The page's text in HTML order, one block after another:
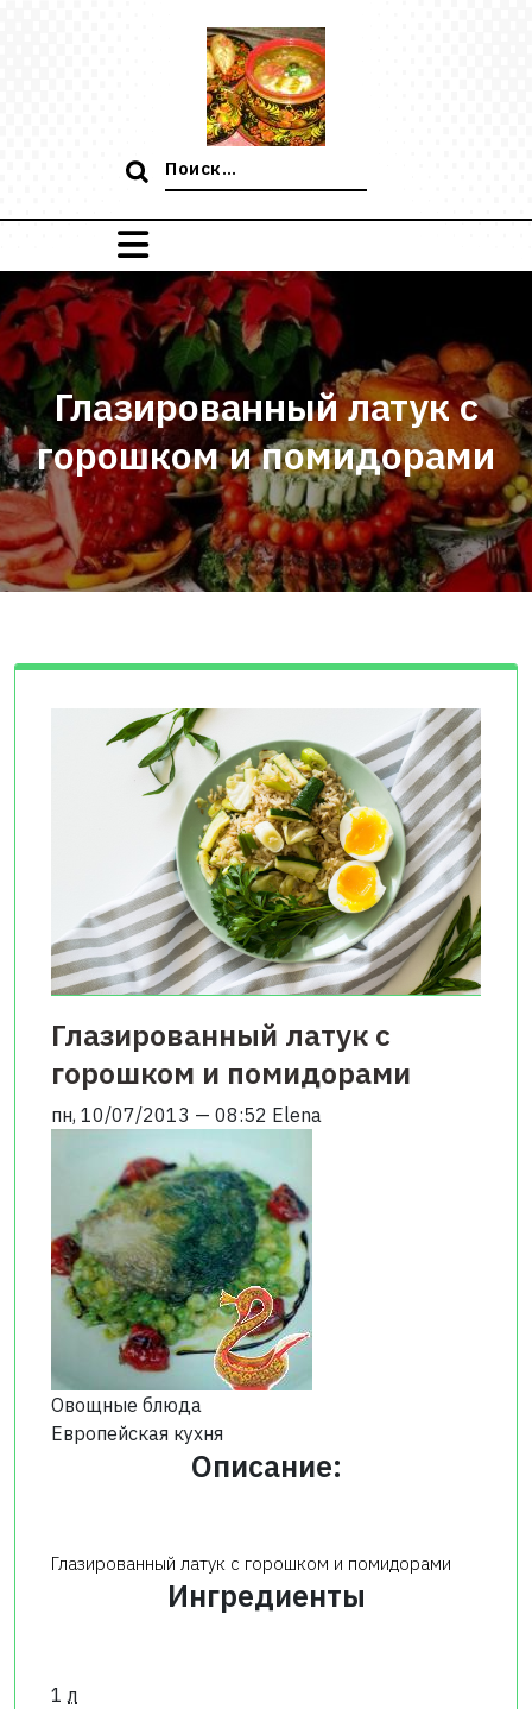
Поиск:
Глазированный латук с
горошком и помидорами
Глазированный латук с
горошком и помидорами
пн, 10/07/2013 — 08:52 Elena
Овощные блюда
Европейская кухня
Описание:
Глазированный латук с горошком и помидорами
Ингредиенты
1л